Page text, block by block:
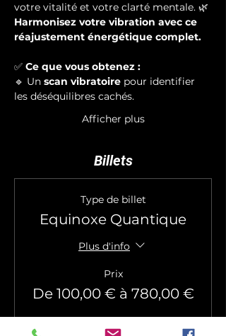
votre vitalité et votre clarté mentale. 🌿
Harmonisez votre vibration avec ce
réajustement énergétique complet.
✅ Ce que vous obtenez :
🔹 Un scan vibratoire pour identifier
les déséquilibres cachés.
Afficher plus
Billets
Type de billet
Equinoxe Quantique
Plus d'info
Prix
De 100,00 € à 780,00 €